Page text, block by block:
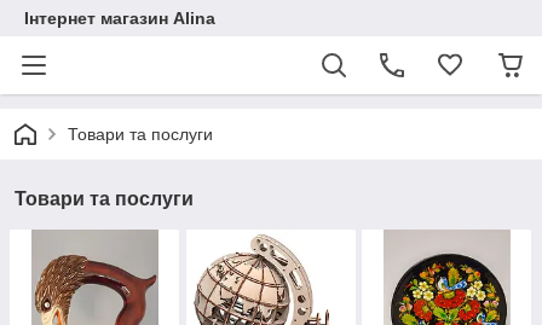
Інтернет магазин Alina
Товари та послуги
Товари та послуги